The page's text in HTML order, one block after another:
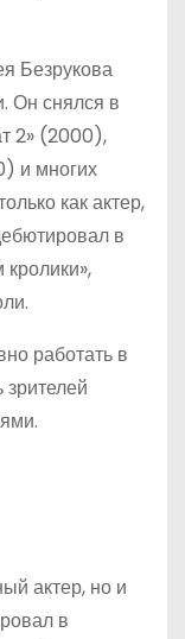
Безрукова
Он снялся в
2» (2000),
и многих
как актер,
в
работать в
актер, но и
в